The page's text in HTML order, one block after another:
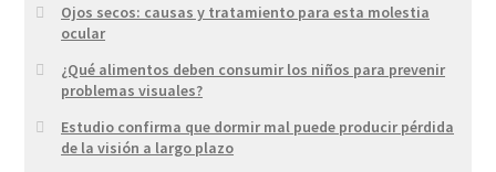
Ojos secos: causas y tratamiento para esta molestia
ocular
¿Qué alimentos deben consumir los niños para prevenir
problemas visuales?
Estudio confirma que dormir mal puede producir pérdida
de la visión a largo plazo